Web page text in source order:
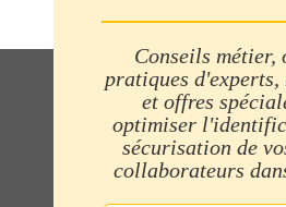
Conseils
pratiques d'experts,
et offres
optimiser
sécurisation de
collaborateurs